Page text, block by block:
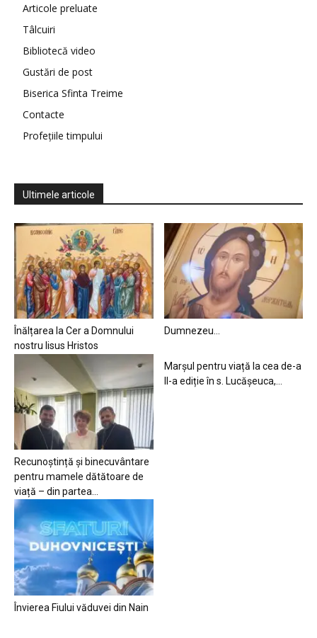
Articole preluate
Tâlcuiri
Bibliotecă video
Gustări de post
Biserica Sfinta Treime
Contacte
Profețiile timpului
Ultimele articole
Înălțarea la Cer a Domnului
nostru Iisus Hristos
Dumnezeu…
Recunoștință și binecuvântare
pentru mamele dătătoare de
viață – din partea...
Marșul pentru viață la cea de-a
II-a ediție în s. Lucășeuca,...
Învierea Fiului văduvei din Nain